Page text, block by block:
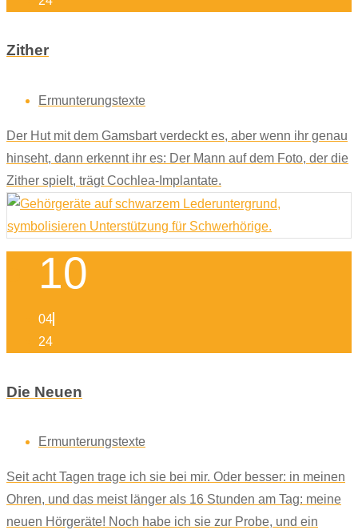
Zither
Ermunterungstexte
Der Hut mit dem Gamsbart verdeckt es, aber wenn ihr genau
hinseht, dann erkennt ihr es: Der Mann auf dem Foto, der die
Zither spielt, trägt Cochlea-Implantate.
10
04
24
Die Neuen
Ermunterungstexte
Seit acht Tagen trage ich sie bei mir. Oder besser: in meinen
Ohren, und das meist länger als 16 Stunden am Tag: meine
neuen Hörgeräte! Noch habe ich sie zur Probe, und ein